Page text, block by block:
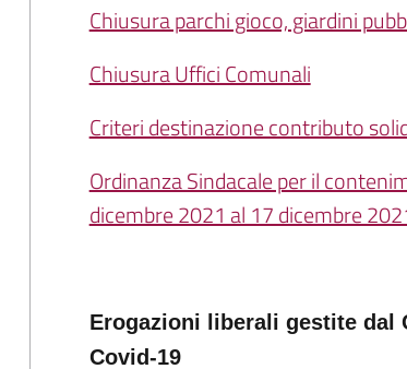
Chiusura parchi gioco, giardini
Chiusura Uffici Comunali
Criteri destinazione contributo
Ordinanza Sindacale per il
dicembre 2021 al 17 dicembre
Erogazioni liberali gestite dal
Covid-19